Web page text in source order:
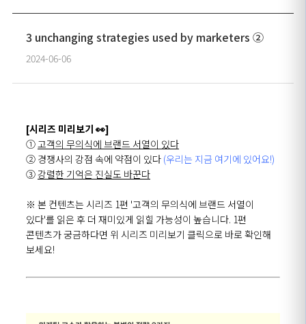
3 unchanging strategies used by marketers ②
2024-06-06
[시리즈 미리보기 👀]
①고객의 무의식에 브랜드 서열이 있다
② 경쟁사의 강점 속에 약점이 있다 (우리는 지금 여기에 있어요!)
③강렬한 기억은 진실도 바꾼다
※ 본 컨텐츠는 시리즈 1편 '고객의 무의식에 브랜드 서열이
있다'를 읽은 후 더 재미있게 읽힐 가능성이 높습니다. 1편
콘텐츠가 궁금하다면 위 시리즈 미리보기 클릭으로 바로 확인해
보세요!